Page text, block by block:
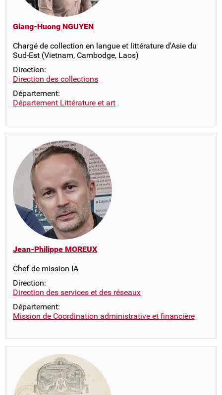
Giang-Huong NGUYEN
Chargé de collection en langue et littérature d'Asie du
Sud-Est (Vietnam, Cambodge, Laos)
Direction:
Direction des collections
Département:
Département Littérature et art
Jean-Philippe MOREUX
Chef de mission IA
Direction:
Direction des services et des réseaux
Département:
Mission de Coordination administrative et financière